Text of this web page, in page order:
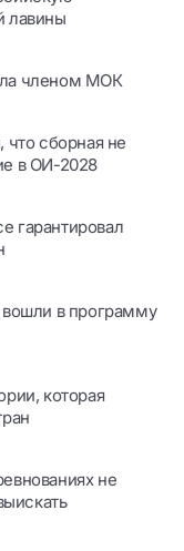
лавины
членом МОК
что сборная не
в ОИ-2028
гарантировал
вошли в программу
которая
не